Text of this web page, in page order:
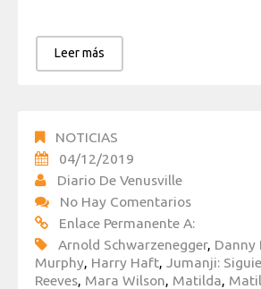
Leer más
NOTICIAS
04/12/2019
Diario De Venusville
No Hay Comentarios
Enlace Permanente A:
Arnold Schwarzenegger, Danny
Murphy, Harry Haft, Jumanji:
Reeves, Mara Wilson, Matilda,